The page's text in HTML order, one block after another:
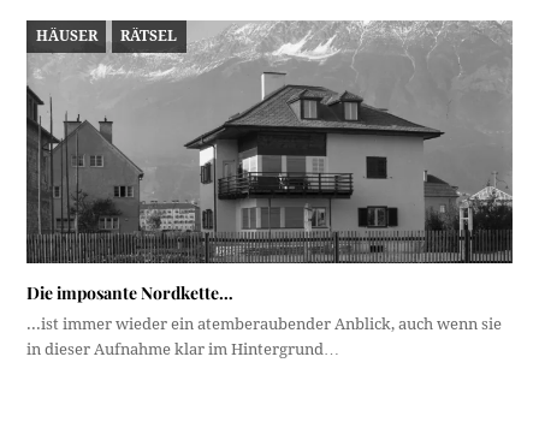
HÄUSER RÄTSEL
Die imposante Nordkette…
...ist immer wieder ein atemberaubender Anblick, auch wenn sie
in dieser Aufnahme klar im Hintergrund…